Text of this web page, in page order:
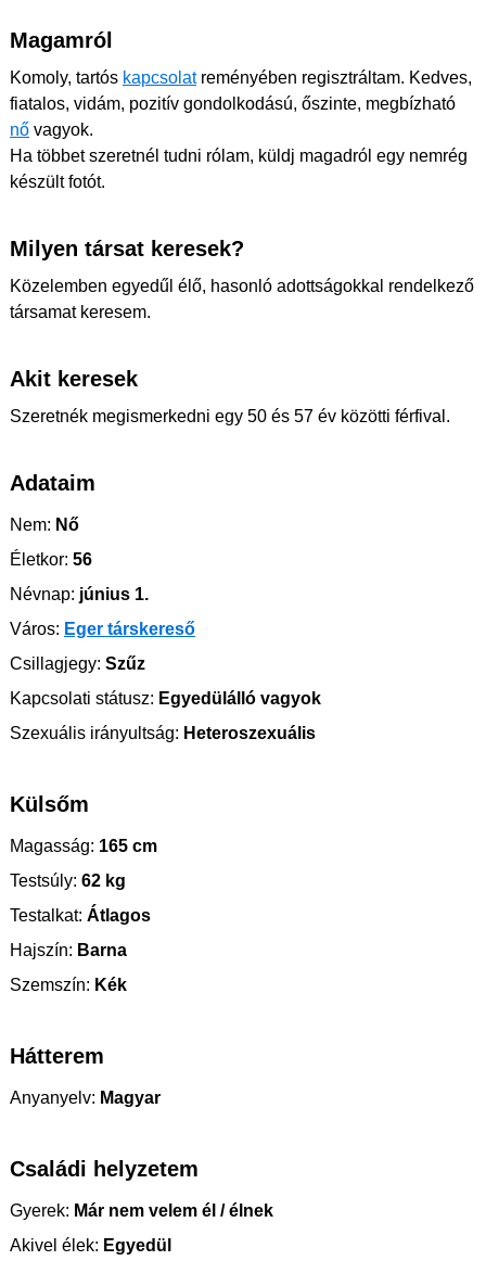
Magamról
Komoly, tartós kapcsolatreményében regisztráltam. Kedves,
fiatalos, vidám, pozitív gondolkodású, őszinte, megbízható
nő vagyok.
Ha többet szeretnél tudni rólam, küldj magadról egy nemrég
készült fotót.
Milyen társat keresek?
Közelemben egyedűl élő, hasonló adottságokkal rendelkező
társamat keresem.
Akit keresek
Szeretnék megismerkedni egy 50 és 57 év közötti férfival.
Adataim
Nem: Nő
Életkor: 56
Névnap: június 1.
Város: Eger társkereső
Csillagjegy: Szűz
Kapcsolati státusz: Egyedülálló vagyok
Szexuális irányultság: Heteroszexuális
Külsőm
Magasság: 165 cm
Testsúly: 62 kg
Testalkat: Átlagos
Hajszín: Barna
Szemszín: Kék
Hátterem
Anyanyelv: Magyar
Családi helyzetem
Gyerek: Már nem velem él / élnek
Akivel élek: Egyedül